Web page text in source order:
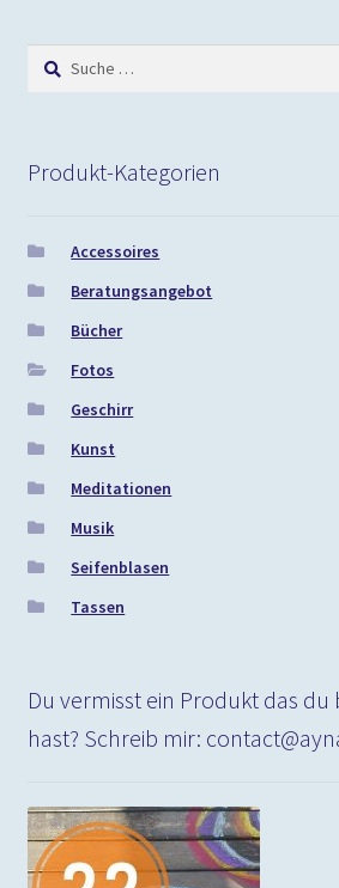
Suche
nach:
Produkt-Kategorien
Accessoires
Beratungsangebot
Bücher
Fotos
Geschirr
Kunst
Meditationen
Musik
Seifenblasen
Tassen
Du vermisst ein Produkt das du
hast? Schreib mir: